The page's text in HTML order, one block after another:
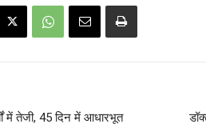
में तेजी, 45 दिन में आधारभूत